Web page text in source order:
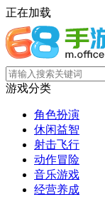
正在加载
游戏分类
角色扮演
休闲益智
射击飞行
动作冒险
音乐游戏
经营养成